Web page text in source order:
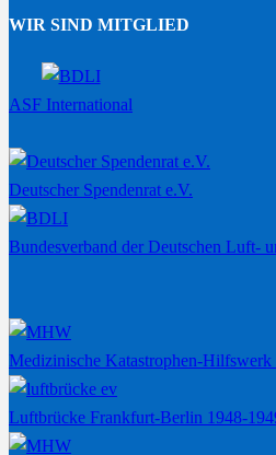
WIR SIND MITGLIED
ASF International
Deutscher Spendenrat e.V.
Bundesverband der Deutschen Luft-
Medizinische Katastrophen-Hilfswerk
Luftbrücke Frankfurt-Berlin 1948-